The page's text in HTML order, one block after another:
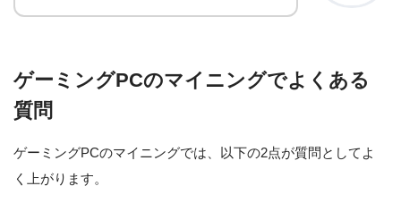
ゲーミングPCのマイニングでよくある
質問
ゲーミングPCのマイニングでは、以下の2点が質問としてよ
く上がります。